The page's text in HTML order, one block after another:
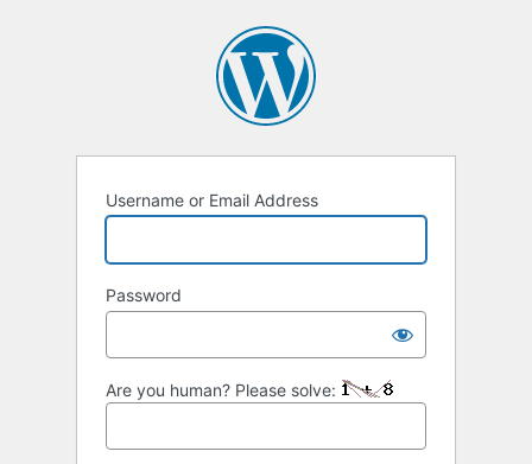
Username or Email Address
Password
Are you human? Please solve: